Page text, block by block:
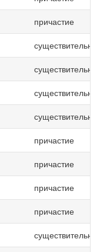
причастие
причастие
причастие
причастие
причастие